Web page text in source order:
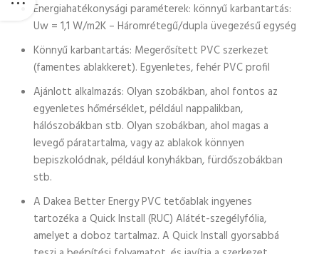
Energiahatékonysági paraméterek: könnyű karbantartás:
Uw = 1,1 W/m2K – Háromrétegű/dupla üvegezésű egység
Könnyű karbantartás: Megerősített PVC szerkezet
(famentes ablakkeret). Egyenletes, fehér PVC profil
Ajánlott alkalmazás: Olyan szobákban, ahol fontos az
egyenletes hőmérséklet, például nappalikban,
hálószobákban stb. Olyan szobákban, ahol magas a
levegő páratartalma, vagy az ablakok könnyen
bepiszkolódnak, például konyhákban, fürdőszobákban
stb.
A Dakea Better Energy PVC tetőablak ingyenes
tartozéka a Quick Install (RUC) Alátét-szegélyfólia,
amelyet a doboz tartalmaz. A Quick Install gyorsabbá